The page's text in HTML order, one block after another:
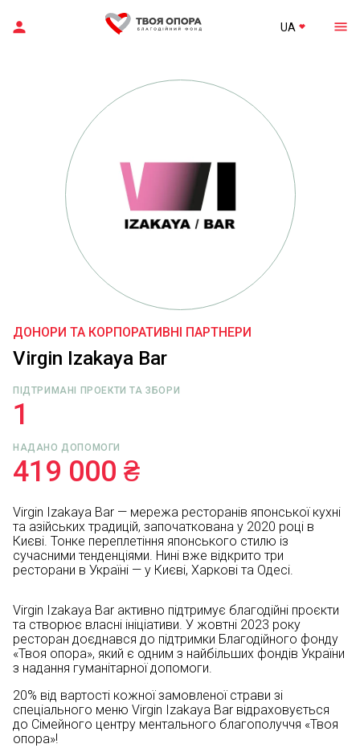
UA
ДОНОРИ ТА КОРПОРАТИВНІ ПАРТНЕРИ
Virgin Izakaya Bar
ПІДТРИМАНІ ПРОЕКТИ ТА ЗБОРИ
1
НАДАНО ДОПОМОГИ
419 000 ₴
Virgin Izakaya Bar — мережа ресторанів японської кухні
та азійських традицій, започаткована у 2020 році в
Києві. Тонке переплетіння японського стилю із
сучасними тенденціями. Нині вже відкрито три
ресторани в Україні — у Києві, Харкові та Одесі.
Virgin Izakaya Bar активно підтримує благодійні проєкти
та створює власні ініціативи. У жовтні 2023 року
ресторан доєднався до підтримки Благодійного фонду
«Твоя опора», який є одним з найбільших фондів України
з надання гуманітарної допомоги.
20% від вартості кожної замовленої страви зі
спеціального меню Virgin Izakaya Bar відраховується
до Сімейного центру ментального благополуччя «Твоя
опора»!